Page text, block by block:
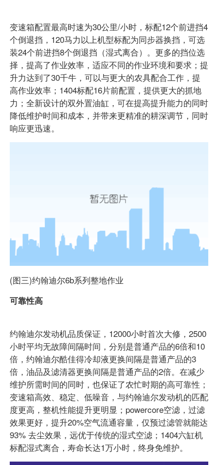
变速箱配置最高时速为30公里/小时，标配12个前进挡4
个倒退挡，120马力以上机型标配为同步器换挡，可选
装24个前进挡8个倒退挡（湿式离合）。更多的挡位选
择，提高了作业效率，适应不同的作业环境和要求；提
升力达到了30千牛，可以与更大的农具配合工作，提
高作业效率；1404标配16片前配置，提供更大的抓地
力；全新设计的双外置油缸，可在提高提升能力的同时
降低维护时间和成本，并带来更精准的耕深调节，同时
响应更迅速。
(图三)约翰迪尔6b系列整地作业
可靠性高
约翰迪尔发动机品质保证，12000小时首次大修，2500
小时平均无故障间隔时间，分别是普通产品的6倍和10
倍，约翰迪尔酷佳得冷却液更换间隔是普通产品的3
倍，油品及滤清器更换间隔是普通产品的2倍。在减少
维护所需时间的同时，也保证了农忙时期的高可靠性；
变速箱高效、稳定、低噪音，与约翰迪尔发动机的匹配
度更高，整机性能提升更明显；powercore空滤，过滤
效果更好，提升20%空气流通容量，仅预过滤管就能达
93% 去尘效果，远优于传统的湿式空滤；1404六缸机
标配湿式离合，寿命长达1万小时，终身免维护。